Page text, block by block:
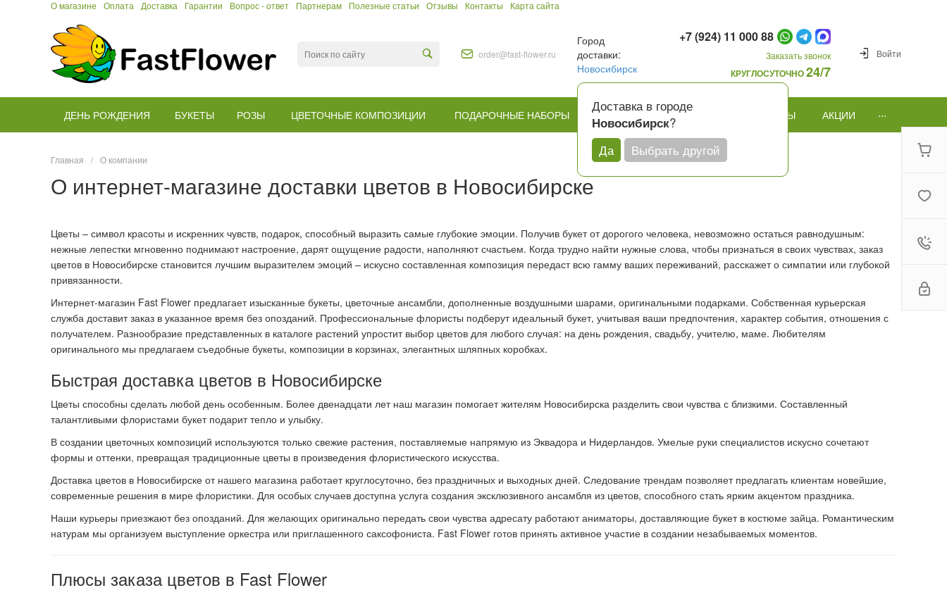
О магазине Оплата Доставка Гарантии Вопрос - ответ Партнерам Полезные статьи Отзывы Контакты Карта сайта
order@fast-flower.ru
Город
доставки:
Новосибирск
Доставка в городе
Новосибирск?
Да
Выбрать другой
+7 (924) 11 000 88
Заказать звонок
КРУГЛОСУТОЧНО24/7
Войти
ДЕНЬ РОЖДЕНИЯ БУКЕТЫ РОЗЫ ЦВЕТОЧНЫЕ КОМПОЗИЦИИ ПОДАРОЧНЫЕ НАБОРЫ КОМУ ПОВОД ПОДАРКИ И ШАРЫ АКЦИИ ...
Главная / О компании
О интернет-магазине доставки цветов в Новосибирске
Цветы – символ красоты и искренних чувств, подарок, способный выразить самые глубокие эмоции. Получив букет от дорогого человека, невозможно остаться равнодушным:
нежные лепестки мгновенно поднимают настроение, дарят ощущение радости, наполняют счастьем. Когда трудно найти нужные слова, чтобы признаться в своих чувствах, заказ
цветов в Новосибирске становится лучшим выразителем эмоций – искусно составленная композиция передаст всю гамму ваших переживаний, расскажет о симпатии или глубокой
привязанности.
Интернет-магазин Fast Flower предлагает изысканные букеты, цветочные ансамбли, дополненные воздушными шарами, оригинальными подарками. Собственная курьерская
служба доставит заказ в указанное время без опозданий. Профессиональные флористы подберут идеальный букет, учитывая ваши предпочтения, характер события, отношения с
получателем. Разнообразие представленных в каталоге растений упростит выбор цветов для любого случая: на день рождения, свадьбу, учителю, маме. Любителям
оригинального мы предлагаем съедобные букеты, композиции в корзинах, элегантных шляпных коробках.
Быстрая доставка цветов в Новосибирске
Цветы способны сделать любой день особенным. Более двенадцати лет наш магазин помогает жителям Новосибирска разделить свои чувства с близкими. Составленный
талантливыми флористами букет подарит тепло и улыбку.
В создании цветочных композиций используются только свежие растения, поставляемые напрямую из Эквадора и Нидерландов. Умелые руки специалистов искусно сочетают
формы и оттенки, превращая традиционные цветы в произведения флористического искусства.
Доставка цветов в Новосибирске от нашего магазина работает круглосуточно, без праздничных и выходных дней. Следование трендам позволяет предлагать клиентам новейшие,
современные решения в мире флористики. Для особых случаев доступна услуга создания эксклюзивного ансамбля из цветов, способного стать ярким акцентом праздника.
Наши курьеры приезжают без опозданий. Для желающих оригинально передать свои чувства адресату работают аниматоры, доставляющие букет в костюме зайца. Романтическим
натурам мы организуем выступление оркестра или приглашенного саксофониста. Fast Flower готов принять активное участие в создании незабываемых моментов.
Плюсы заказа цветов в Fast Flower